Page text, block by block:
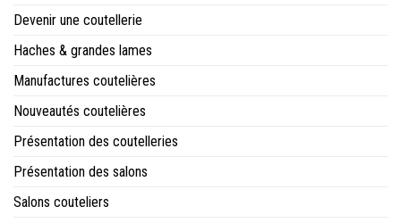
Devenir une coutellerie
Haches & grandes lames
Manufactures coutelières
Nouveautés coutelières
Présentation des coutelleries
Présentation des salons
Salons couteliers